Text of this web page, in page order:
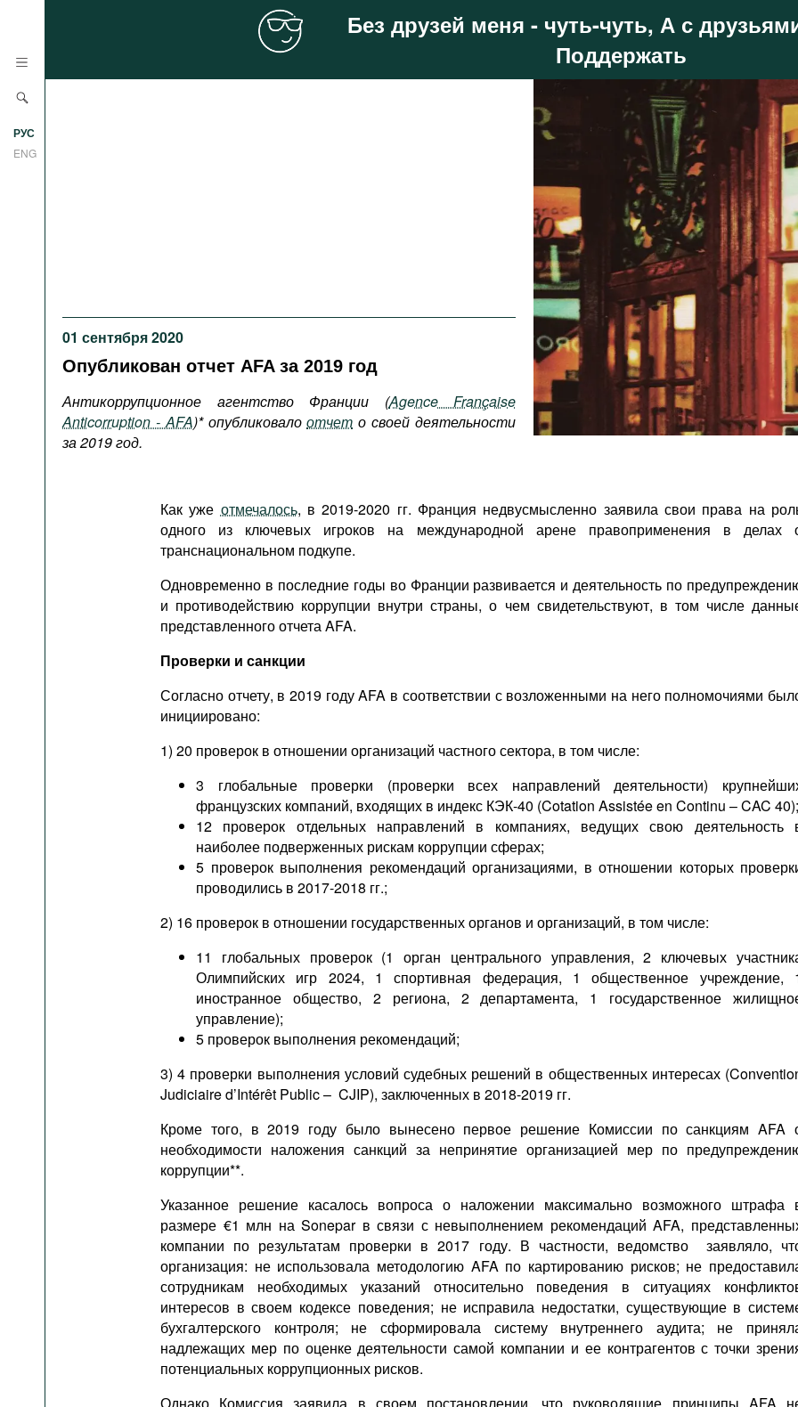
РУС
ENG
Документы международных
организаций
Фильмы
Подкасты
Книжная полка
Без друзей меня - чуть-чуть, А с
Поддержать
01 сентября 2020
Опубликован отчет AFA за 2019 год
Антикоррупционное агентство Франции (Agence Française
Anticorruption - AFA)* опубликовалоотчет о своей деятельности
за 2019 год.
Как уже отмечалось, в 2019-2020 гг. Франция недвусмысленно заявила свои права на
одного из ключевых игроков на международной арене правоприменения в делах
транснациональном подкупе.
Одновременно в последние годы во Франции развивается и деятельность по
и противодействию коррупции внутри страны, о чем свидетельствуют, в том числе
представленного отчета AFA.
Проверки и санкции
Согласно отчету, в 2019 году AFA в соответствии с возложенными на него полномочиями
инициировано:
1) 20 проверок в отношении организаций частного сектора, в том числе:
3 глобальные проверки (проверки всех направлений деятельности)
французских компаний, входящих в индекс КЭК-40 (Cotation Assistée en Continu – CAC 40);
12 проверок отдельных направлений в компаниях, ведущих свою деятельность
наиболее подверженных рискам коррупции сферах;
5 проверок выполнения рекомендаций организациями, в отношении которых
проводились в 2017-2018 гг.;
2) 16 проверок в отношении государственных органов и организаций, в том числе:
11 глобальных проверок (1 орган центрального управления, 2 ключевых
Олимпийских игр 2024, 1 спортивная федерация, 1 общественное учреждение,
иностранное общество, 2 региона, 2 департамента, 1 государственное
управление);
5 проверок выполнения рекомендаций;
3) 4 проверки выполнения условий судебных решений в общественных интересах
Judiciaire d’Intérêt Public – CJIP), заключенных в 2018-2019 гг.
Кроме того, в 2019 году было вынесено первое решение Комиссии по санкциям AFA
необходимости наложения санкций за непринятие организацией мер по
коррупции**.
Указанное решение касалось вопроса о наложении максимально возможного штрафа
размере €1 млн на Sonepar в связи с невыполнением рекомендаций AFA,
компании по результатам проверки в 2017 году. В частности, ведомство заявляло,
организация: не использовала методологию AFA по картированию рисков; не
сотрудникам необходимых указаний относительно поведения в ситуациях
интересов в своем кодексе поведения; не исправила недостатки, существующие в
бухгалтерского контроля; не сформировала систему внутреннего аудита; не
надлежащих мер по оценке деятельности самой компании и ее контрагентов с точки
потенциальных коррупционных рисков.